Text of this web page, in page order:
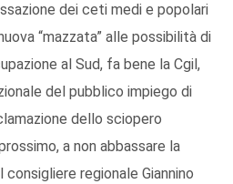
dei ceti medi e popolari
“mazzata” alle possibilità di
al Sud, fa bene la Cgil,
del pubblico impiego di
dello sciopero
a non abbassare la
consigliere regionale Giannino